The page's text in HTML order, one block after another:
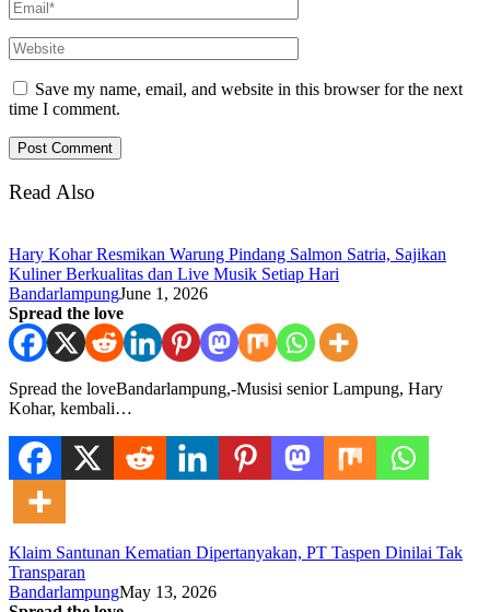
Save my name, email, and website in this browser for the next
time I comment.
Read Also
Hary Kohar Resmikan Warung Pindang Salmon Satria, Sajikan
Kuliner Berkualitas dan Live Musik Setiap Hari
BandarlampungJune 1, 2026
Spread the love
Spread the loveBandarlampung,-Musisi senior Lampung, Hary
Kohar, kembali…
Klaim Santunan Kematian Dipertanyakan, PT Taspen Dinilai Tak
Transparan
BandarlampungMay 13, 2026